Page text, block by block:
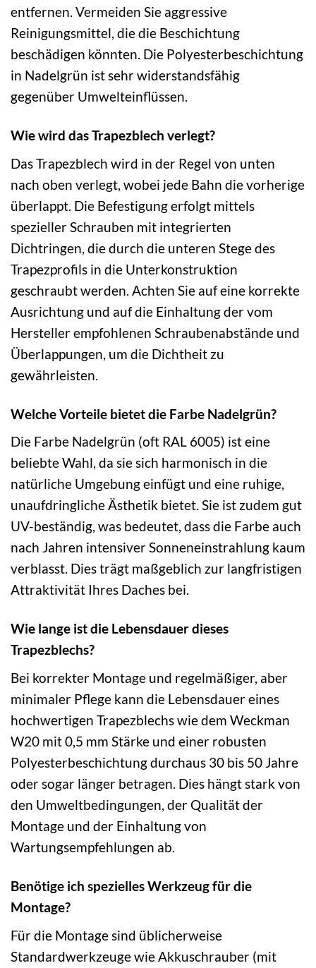
entfernen. Vermeiden Sie aggressive
Reinigungsmittel, die die Beschichtung
beschädigen könnten. Die Polyesterbeschichtung
in Nadelgrün ist sehr widerstandsfähig
gegenüber Umwelteinflüssen.
Wie wird das Trapezblech verlegt?
Das Trapezblech wird in der Regel von unten
nach oben verlegt, wobei jede Bahn die vorherige
überlappt. Die Befestigung erfolgt mittels
spezieller Schrauben mit integrierten
Dichtringen, die durch die unteren Stege des
Trapezprofils in die Unterkonstruktion
geschraubt werden. Achten Sie auf eine korrekte
Ausrichtung und auf die Einhaltung der vom
Hersteller empfohlenen Schraubenabstände und
Überlappungen, um die Dichtheit zu
gewährleisten.
Welche Vorteile bietet die Farbe Nadelgrün?
Die Farbe Nadelgrün (oft RAL 6005) ist eine
beliebte Wahl, da sie sich harmonisch in die
natürliche Umgebung einfügt und eine ruhige,
unaufdringliche Ästhetik bietet. Sie ist zudem gut
UV-beständig, was bedeutet, dass die Farbe auch
nach Jahren intensiver Sonneneinstrahlung kaum
verblasst. Dies trägt maßgeblich zur langfristigen
Attraktivität Ihres Daches bei.
Wie lange ist die Lebensdauer dieses
Trapezblechs?
Bei korrekter Montage und regelmäßiger, aber
minimaler Pflege kann die Lebensdauer eines
hochwertigen Trapezblechs wie dem Weckman
W20 mit 0,5 mm Stärke und einer robusten
Polyesterbeschichtung durchaus 30 bis 50 Jahre
oder sogar länger betragen. Dies hängt stark von
den Umweltbedingungen, der Qualität der
Montage und der Einhaltung von
Wartungsempfehlungen ab.
Benötige ich spezielles Werkzeug für die
Montage?
Für die Montage sind üblicherweise
Standardwerkzeuge wie Akkuschrauber (mit